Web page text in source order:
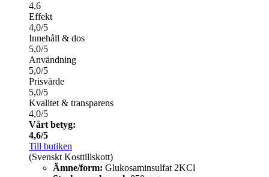
4,6
Effekt
4,0/5
Innehåll & dos
5,0/5
Användning
5,0/5
Prisvärde
5,0/5
Kvalitet & transparens
4,0/5
Vårt betyg:
4,6/5
Till butiken
(Svenskt Kosttillskott)
Ämne/form: Glukosaminsulfat 2KCl